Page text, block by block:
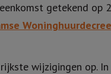
getekend op
wijzigingen op.